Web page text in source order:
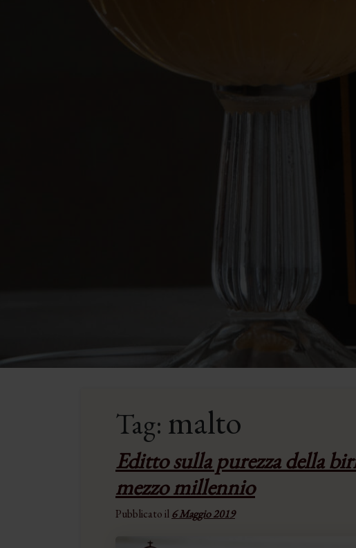
Tag: malto
Editto sulla purezza della
mezzo millennio
Pubblicato il6 Maggio 2019